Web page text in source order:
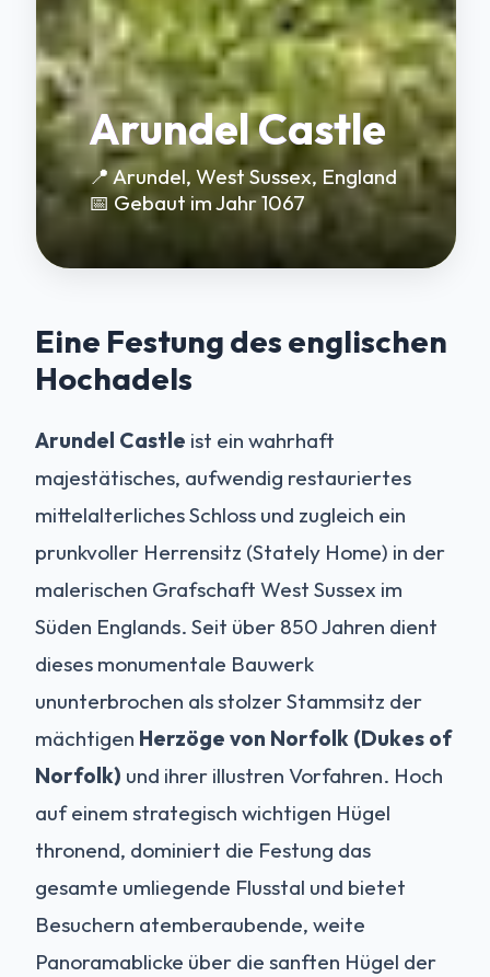
Arundel Castle
📍 Arundel, West Sussex, England
📅 Gebaut im Jahr 1067
Eine Festung des englischen
Hochadels
Arundel Castle ist ein wahrhaft
majestätisches, aufwendig restauriertes
mittelalterliches Schloss und zugleich ein
prunkvoller Herrensitz (Stately Home) in der
malerischen Grafschaft West Sussex im
Süden Englands. Seit über 850 Jahren dient
dieses monumentale Bauwerk
ununterbrochen als stolzer Stammsitz der
mächtigen Herzöge von Norfolk (Dukes of
Norfolk) und ihrer illustren Vorfahren. Hoch
auf einem strategisch wichtigen Hügel
thronend, dominiert die Festung das
gesamte umliegende Flusstal und bietet
Besuchern atemberaubende, weite
Panoramablicke über die sanften Hügel der